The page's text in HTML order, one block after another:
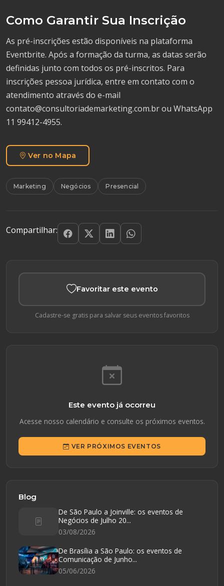
Como Garantir Sua Inscrição
As pré-inscrições estão disponíveis na plataforma
Eventbrite. Após a formação da turma, as datas serão
definidas junto com todos os pré-inscritos. Para
inscrições pessoa jurídica, entre em contato com o
atendimento através do e-mail
contato@consultoriademarketing.com.br ou WhatsApp
11 99412-4955.
Ver no Mapa
Marketing Negócios Presencial
Compartilhar:
Favoritar este evento
Cadastre-se gratis para salvar seus eventos favoritos
Este evento já ocorreu
Acesse nosso calendário e consulte os próximos eventos.
VER PRÓXIMOS EVENTOS
Blog
De São Paulo a Joinville: os eventos de
Negócios de Julho 20...
03/08/2026
De Brasília a São Paulo: os eventos de
Comunicação de Junho...
05/06/2026